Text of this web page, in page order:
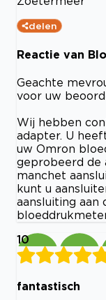
delen
Reactie van
Geachte
voor uw
Wij hebben
adapter. U
uw Omron
geprobeerd de
manchet
kunt u
aansluiting aan
10
fantastisch